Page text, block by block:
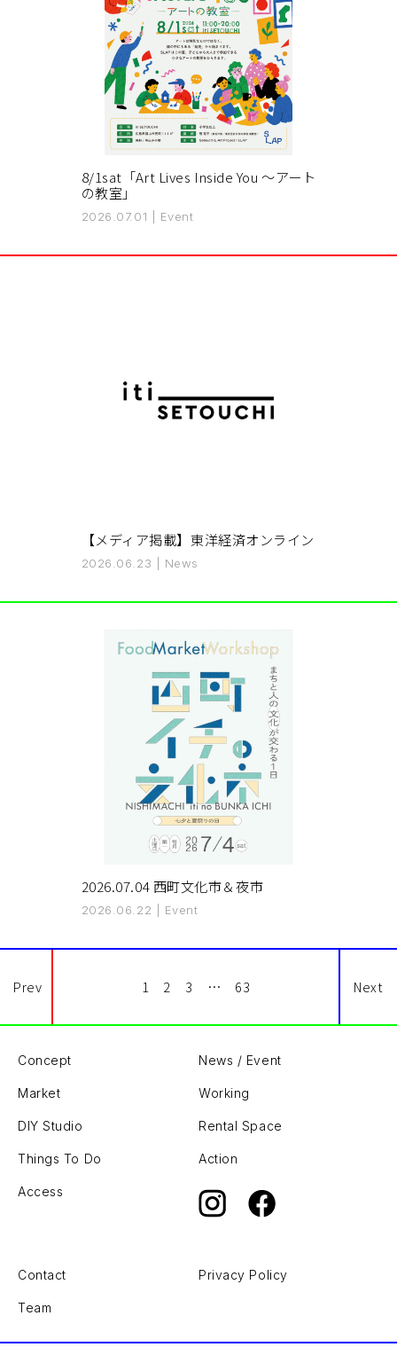
8/1sat「Art Lives Inside You 〜アート
の教室」
2026.07.01 Event
【メディア掲載】東洋経済オンライン
2026.06.23 News
2026.07.04 西町文化市＆夜市
2026.06.22 Event
Prev 1 2 3 … 63 Next
Concept News / Event
Market Working
DIY Studio Rental Space
Things To Do Action
Access
Contact Privacy Policy
Team